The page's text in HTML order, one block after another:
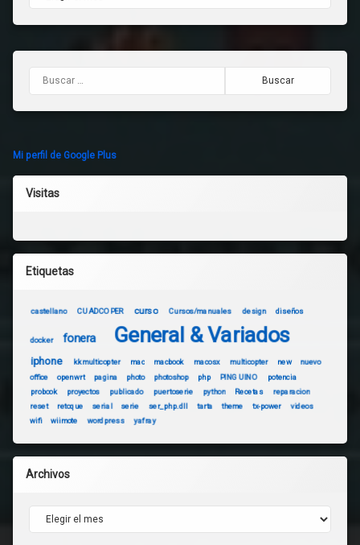
Mi perfil de Google Plus
Visitas
Etiquetas
castellano CUADCOPER curso Cursos/manuales design diseños
docker fonera General & Variados
iphone kkmulticopter mac macbook macosx multicopter new
nuevo
office
openwrt pagina photo photoshop php PINGUINO
potencia
probook
proyectos publicado puertoserie python Recetas
reparacion
reset
retoque serial serie ser_php.dll tarta theme tx-power
videos
wifi
wiimote wordpress yafray
Archivos
Archivos